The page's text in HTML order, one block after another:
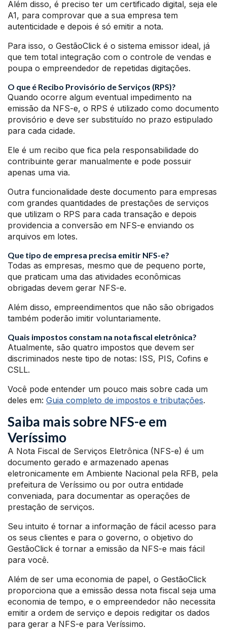
Além disso, é preciso ter um certificado digital, seja ele
A1, para comprovar que a sua empresa tem
autenticidade e depois é só emitir a nota.
Para isso, o GestãoClick é o sistema emissor ideal, já
que tem total integração com o controle de vendas e
poupa o empreendedor de repetidas digitações.
O que é Recibo Provisório de Serviços (RPS)?
Quando ocorre algum eventual impedimento na
emissão da NFS-e, o RPS é utilizado como documento
provisório e deve ser substituído no prazo estipulado
para cada cidade.
Ele é um recibo que fica pela responsabilidade do
contribuinte gerar manualmente e pode possuir
apenas uma via.
Outra funcionalidade deste documento para empresas
com grandes quantidades de prestações de serviços
que utilizam o RPS para cada transação e depois
providencia a conversão em NFS-e enviando os
arquivos em lotes.
Que tipo de empresa precisa emitir NFS-e?
Todas as empresas, mesmo que de pequeno porte,
que praticam uma das atividades econômicas
obrigadas devem gerar NFS-e.
Além disso, empreendimentos que não são obrigados
também poderão imitir voluntariamente.
Quais impostos constam na nota fiscal eletrônica?
Atualmente, são quatro impostos que devem ser
discriminados neste tipo de notas: ISS, PIS, Cofins e
CSLL.
Você pode entender um pouco mais sobre cada um
deles em: Guia completo de impostos e tributações.
Saiba mais sobre NFS-e em
Veríssimo
A Nota Fiscal de Serviços Eletrônica (NFS-e) é um
documento gerado e armazenado apenas
eletronicamente em Ambiente Nacional pela RFB, pela
prefeitura de Veríssimo ou por outra entidade
conveniada, para documentar as operações de
prestação de serviços.
Seu intuito é tornar a informação de fácil acesso para
os seus clientes e para o governo, o objetivo do
GestãoClick é tornar a emissão da NFS-e mais fácil
para você.
Além de ser uma economia de papel, o GestãoClick
proporciona que a emissão dessa nota fiscal seja uma
economia de tempo, e o empreendedor não necessita
emitir a ordem de serviço e depois redigitar os dados
para gerar a NFS-e para Veríssimo.